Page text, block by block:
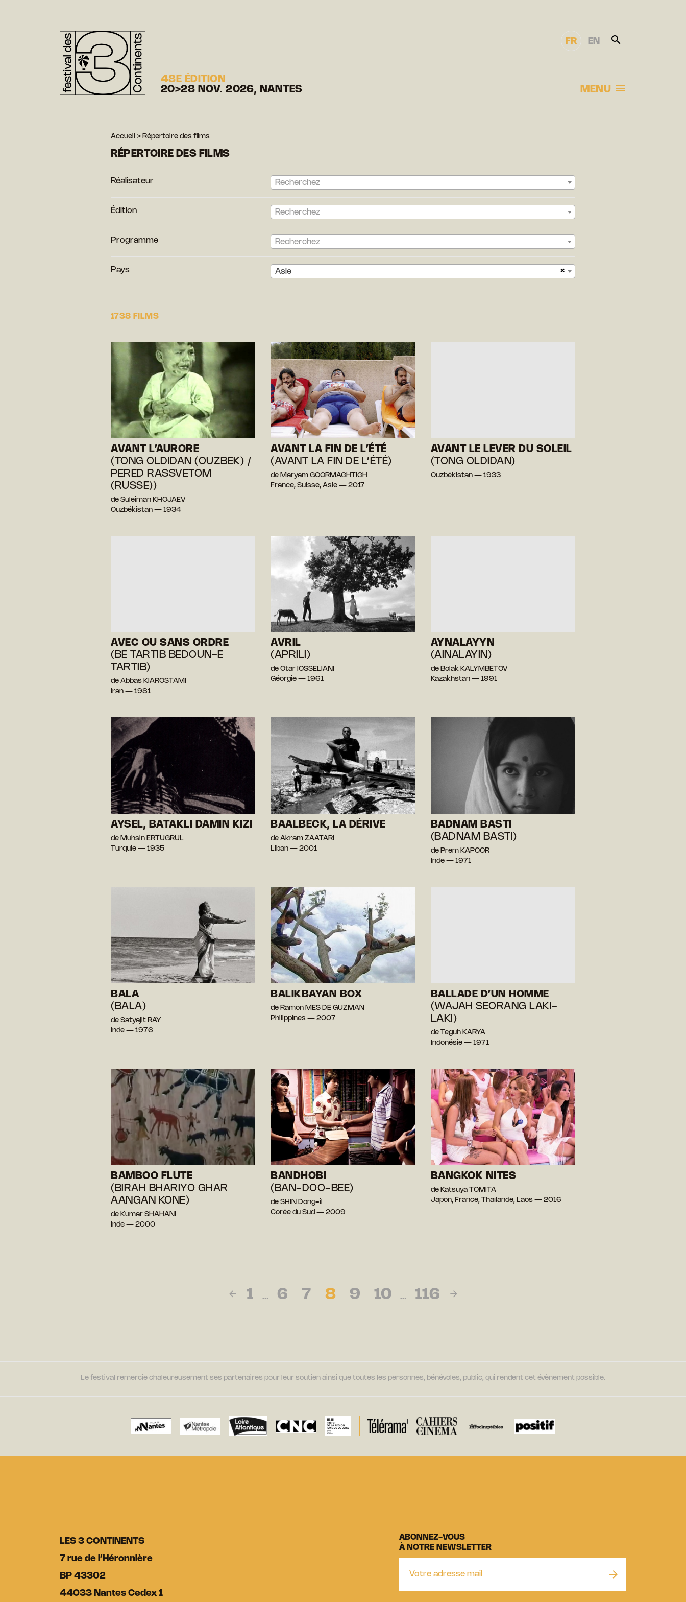
48E ÉDITION
20>28 NOV. 2026, NANTES
FR EN
MENU
Accueil > Répertoire des films
RÉPERTOIRE DES FILMS
Réalisateur Recherchez
Édition Recherchez
Programme Recherchez
Pays ×
Asie
1738 FILMS
AVANT L’AURORE
(TONG OLDIDAN (OUZBEK) /
PERED RASSVETOM
(RUSSE))
de Suleiman KHOJAEV
Ouzbékistan — 1934
AVANT LA FIN DE L’ÉTÉ
(AVANT LA FIN DE L’ÉTÉ)
de Maryam GOORMAGHTIGH
France, Suisse, Asie — 2017
AVANT LE LEVER DU SOLEIL
(TONG OLDIDAN)
Ouzbékistan — 1933
AVEC OU SANS ORDRE
(BE TARTIB BEDOUN-E
TARTIB)
de Abbas KIAROSTAMI
Iran — 1981
AVRIL
(APRILI)
de Otar IOSSELIANI
Géorgie — 1961
AYNALAYYN
(AINALAYIN)
de Bolak KALYMBETOV
Kazakhstan — 1991
AYSEL, BATAKLI DAMIN KIZI
de Muhsin ERTUGRUL
Turquie — 1935
BAALBECK, LA DÉRIVE
de Akram ZAATARI
Liban — 2001
BADNAM BASTI
(BADNAM BASTI)
de Prem KAPOOR
Inde — 1971
BALA
(BALA)
de Satyajit RAY
Inde — 1976
BALIKBAYAN BOX
de Ramon MES DE GUZMAN
Philippines — 2007
BALLADE D’UN HOMME
(WAJAH SEORANG LAKI-
LAKI)
de Teguh KARYA
Indonésie — 1971
BAMBOO FLUTE
(BIRAH BHARIYO GHAR
AANGAN KONE)
de Kumar SHAHANI
Inde — 2000
BANDHOBI
(BAN-DOO-BEE)
de SHIN Dong-il
Corée du Sud — 2009
BANGKOK NITES
de Katsuya TOMITA
Japon, France, Thaïlande, Laos — 2016
1 … 6 7 8 9 10 … 116
Le festival remercie chaleureusement ses partenaires pour leur soutien ainsi que toutes les personnes, bénévoles, public, qui rendent cet évènement possible.
LES 3 CONTINENTS
7 rue de l’Héronnière
BP 43302
44033 Nantes Cedex 1
ABONNEZ-VOUS
À NOTRE NEWSLETTER